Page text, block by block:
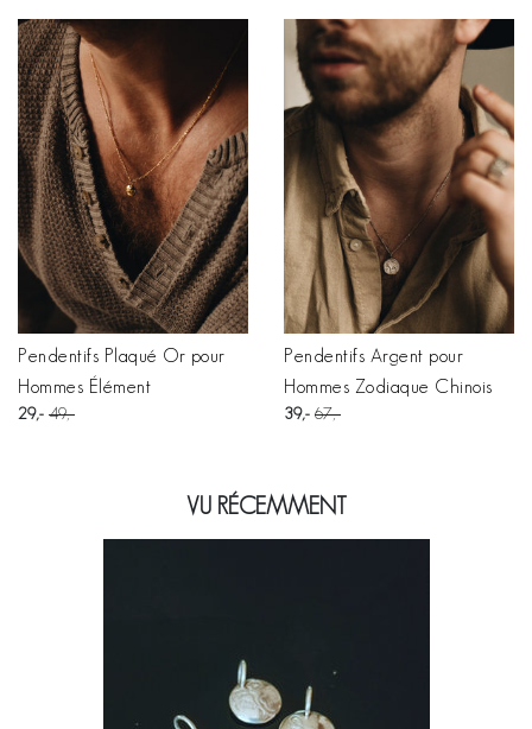
Pendentifs Plaqué Or pour
Hommes Élément
29 49
Pendentifs Argent pour
Hommes Zodiaque Chinois
39 67
VU RÉCEMMENT